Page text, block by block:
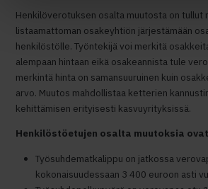
Henkilöverotuksen osalta muutosta on tullut
listaamattoman osakeyhtiön järjestämään
henkilöstölle. Työntekijä voi merkitä
alempaan hintaan eikä osakeannista tule
merkintä hinta on samansuuruinen kuin
arvo. Muutos mahdollistaa ketterien
kehittämisen erityisesti kasvuyrityksissä.
Henkilöstöetujen osalta muutoksia
Työsuhdematkalippu on jatkossa
kokonaisuudessaan 3 400 euroon asti